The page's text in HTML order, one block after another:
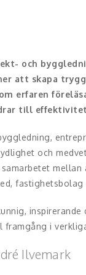
och
att skapa
erfaren
till
och
i
Ilvemark